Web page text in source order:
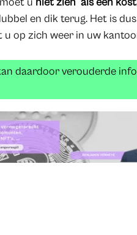
en dik terug. Het is
op zich weer in uw
daardoor verouderde